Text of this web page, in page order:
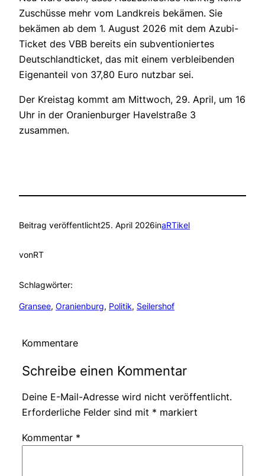
Zuschüsse mehr vom Landkreis bekämen. Sie
bekämen ab dem 1. August 2026 mit dem Azubi-
Ticket des VBB bereits ein subventioniertes
Deutschlandticket, das mit einem verbleibenden
Eigenanteil von 37,80 Euro nutzbar sei.
Der Kreistag kommt am Mittwoch, 29. April, um 16
Uhr in der Oranienburger Havelstraße 3
zusammen.
Beitrag veröffentlicht25. April 2026inaRTikel
vonRT
Schlagwörter:
Gransee, Oranienburg, Politik, Seilershof
Kommentare
Schreibe einen Kommentar
Deine E-Mail-Adresse wird nicht veröffentlicht.
Erforderliche Felder sind mit * markiert
Kommentar *